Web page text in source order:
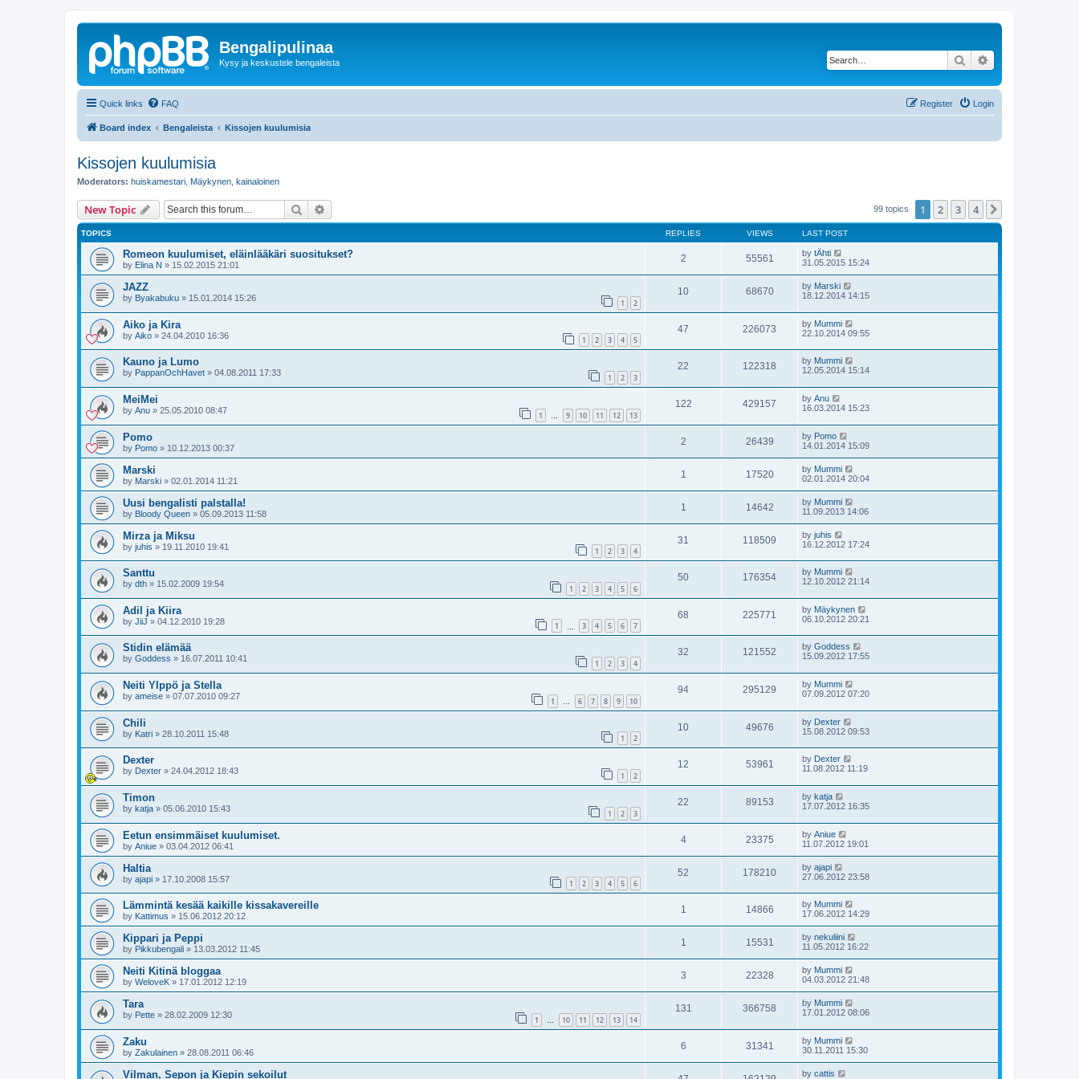
Bengalipulinaa
Kysy ja keskustele bengaleista Search
Quick links FAQ Login
Register
Board index Bengaleista Kissojen kuulumisia
Kissojen kuulumisia
Moderators: huiskamestari Mäykynen kainaloinen
New Topic Search 99 topics 1 2 3 4
TOPICS REPLIES VIEWS LAST POST
Romeon kuulumiset, eläinlääkäri suositukset?
by Elina N » 15.02.2015 21:01
2 55561 by tÄhti
31.05.2015 15:24
JAZZ
by Byakabuku » 15.01.2014 15:26 1 2
10 68670 by Marski
18.12.2014 14:15
Aiko ja Kira
by Aiko » 24.04.2010 16:36 1 2 3 4 5
47 226073 by Mummi
22.10.2014 09:55
Kauno ja Lumo
by PappanOchHavet » 04.08.2011 17:33 1 2 3
22 122318 by Mummi
12.05.2014 15:14
MeiMei
by Anu » 25.05.2010 08:47 1 … 9 10 11 12 13
122 429157 by Anu
16.03.2014 15:23
Pomo
by Pomo » 10.12.2013 00:37
2 26439 by Pomo
14.01.2014 15:09
Marski
by Marski » 02.01.2014 11:21
1 17520 by Mummi
02.01.2014 20:04
Uusi bengalisti palstalla!
by Bloody Queen » 05.09.2013 11:58
1 14642 by Mummi
11.09.2013 14:06
Mirza ja Miksu
by juhis » 19.11.2010 19:41 1 2 3 4
31 118509 by juhis
16.12.2012 17:24
Santtu
by dth » 15.02.2009 19:54 1 2 3 4 5 6
50 176354 by Mummi
12.10.2012 21:14
Adil ja Kiira
by JiiJ » 04.12.2010 19:28 1 3 4 5 6 7
68 225771 by Mäykynen
06.10.2012 20:21
Stidin elämää
by Goddess » 16.07.2011 10:41 1 2 3 4
32 121552 by Goddess
15.09.2012 17:55
Neiti Ylppö ja Stella
by ameise » 07.07.2010 09:27 1 … 6 7 8 9 10
94 295129 by Mummi
07.09.2012 07:20
Chili
by Katri » 28.10.2011 15:48 1 2
10 49676 by Dexter
15.08.2012 09:53
Dexter
by Dexter » 24.04.2012 18:43 1 2
12 53961 by Dexter
11.08.2012 11:19
Timon
by katja » 05.06.2010 15:43 1 2 3
22 89153 by katja
17.07.2012 16:35
Eetun ensimmäiset kuulumiset.
by Aniue » 03.04.2012 06:41
4 23375 by Aniue
11.07.2012 19:01
Haltia
by ajapi » 17.10.2008 15:57 1 2 3 4 5 6
52 178210 by ajapi
27.06.2012 23:58
Lämmintä kesää kaikille kissakavereille
by Kattimus » 15.06.2012 20:12
1 14866 by Mummi
17.06.2012 14:29
Kippari ja Peppi
by Pikkubengali » 13.03.2012 11:45
1 15531 by nekuliini
11.05.2012 16:22
Neiti Kitinä bloggaa
by WeloveK » 17.01.2012 12:19
3 22328 by Mummi
04.03.2012 21:48
Tara
by Pette » 28.02.2009 12:30 1 … 10 11 12 13 14
131 366758 by Mummi
17.01.2012 08:06
Zaku
by Zakulainen » 28.08.2011 06:46
6 31341 by Mummi
30.11.2011 15:30
Vilman, Sepon ja Kiepin sekoilut by cattis